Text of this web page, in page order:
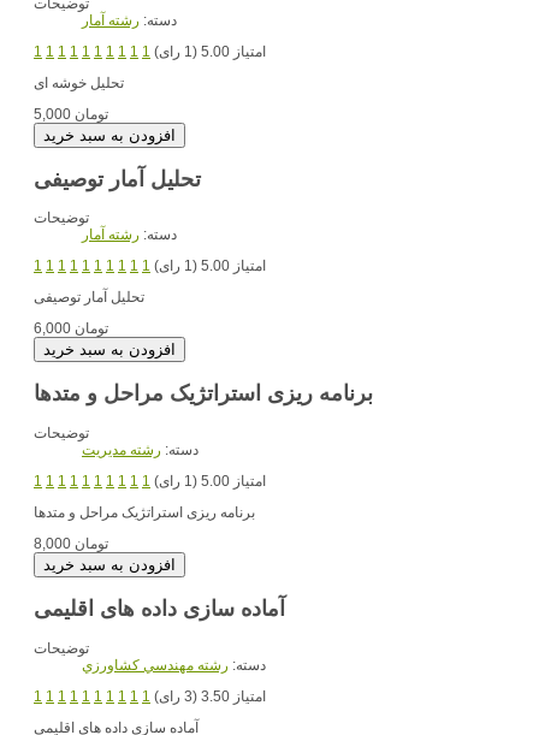
دسته: رشته آمار
1 1 1 1 1 1 1 1 1 1
امتیاز 5.00 (1 رای)
5,000 تومان
تحلیل آمار توصیفی
توضیحات
دسته: رشته آمار
1 1 1 1 1 1 1 1 1 1
امتیاز 5.00 (1 رای)
تحلیل آمار توصیفی
6,000 تومان
برنامه ریزی استراتژیک مراحل و متدها
توضیحات
دسته: رشته مديريت
1 1 1 1 1 1 1 1 1 1
امتیاز 5.00 (1 رای)
برنامه ریزی استراتژیک مراحل و متدها
8,000 تومان
آماده سازی داده های اقلیمی
توضیحات
دسته: رشته مهندسي کشاورزي
1 1 1 1 1 1 1 1 1 1
امتیاز 3.50 (3 رای)
آماده سازی داده های اقلیمی